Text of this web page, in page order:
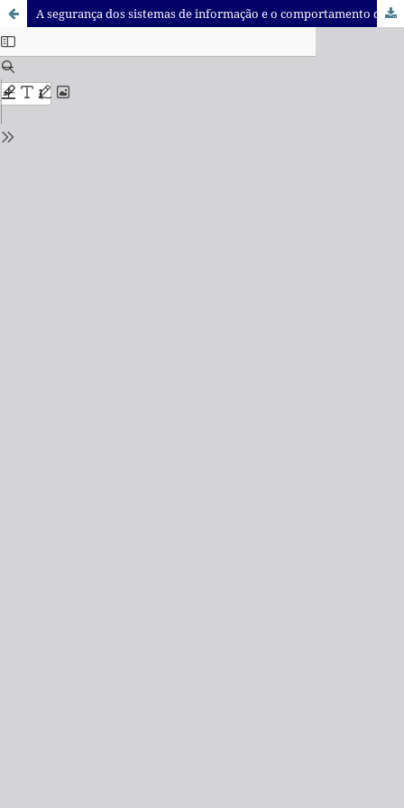
A segurança dos sistemas de informação e o comportamento dos usuários